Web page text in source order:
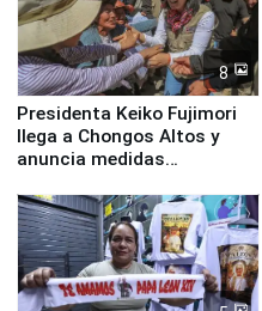
8
Presidenta Keiko Fujimori
llega a Chongos Altos y
anuncia medidas
educación, salud y empleo